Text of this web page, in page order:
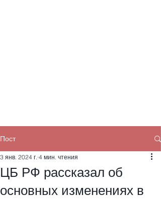
Пост
ЦБ РФ рассказал об
основных изменениях в
3 янв. 2024 г. 4 мин. чтения